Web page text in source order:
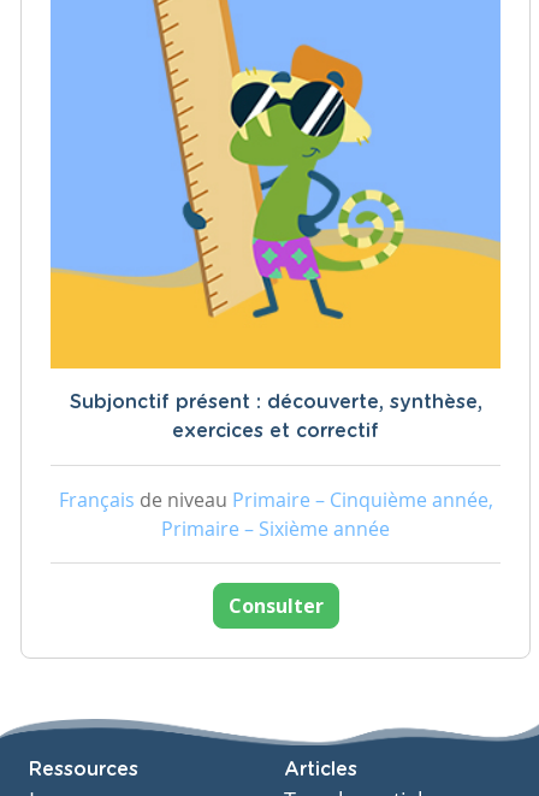
Subjonctif présent : découverte, synthèse,
exercices et correctif
Français de niveau Primaire – Cinquième année,
Primaire – Sixième année
Consulter
Ressources Articles